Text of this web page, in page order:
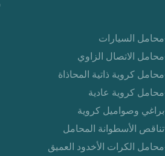
محامل السيارات
محامل الاتصال الزاوي
محامل كروية ذاتية المحاذاة
محامل كروية عادية
براغي وصواميل كروية
تناقص الأسطوانة المحامل
محامل الكرات الأخدود العميق